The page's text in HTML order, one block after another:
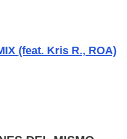
(feat. Kris R., ROA)